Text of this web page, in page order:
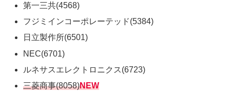
第一三共(4568)
フジミインコーポレーテッド(5384)
日立製作所(6501)
NEC(6701)
ルネサスエレクトロニクス(6723)
三菱商事(8058)NEW